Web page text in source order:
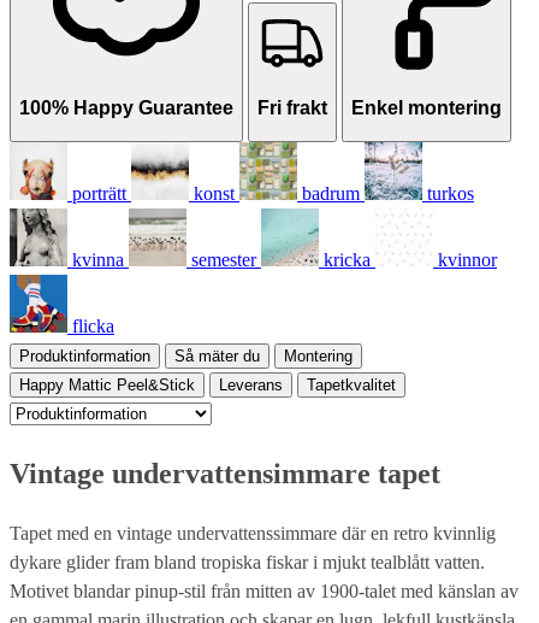
100% Happy Guarantee Fri frakt Enkel montering
porträtt konst badrum turkos
kvinna semester kricka kvinnor
flicka
Produktinformation Så mäter du
Montering
Happy Mattic Peel&Stick
Leverans Tapetkvalitet
Vintage undervattensimmare tapet
Tapet med en vintage undervattenssimmare där en retro kvinnlig
dykare glider fram bland tropiska fiskar i mjukt tealblått vatten.
Motivet blandar pinup-stil från mitten av 1900-talet med känslan av